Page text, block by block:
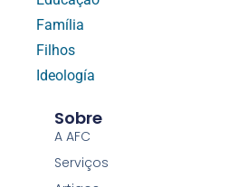
Família
Filhos
Ideología
Sobre
A AFC
Serviços